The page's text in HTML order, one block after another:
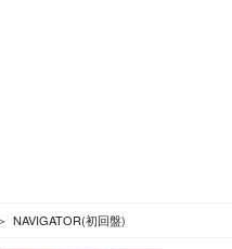
NAVIGATOR(初回盤)